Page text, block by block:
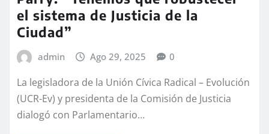
el sistema de Justicia de la
Ciudad”
admin Ago 29, 2025 0
La legisladora de la Unión Cívica Radical – Evolución
(UCR-Ev) y presidenta de la Comisión de Justicia
dialogó con Parlamentario…